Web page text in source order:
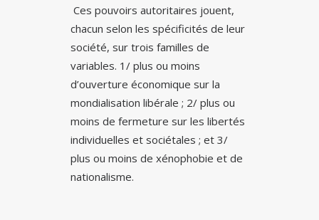
Ces pouvoirs autoritaires jouent,
chacun selon les spécificités de leur
société, sur trois familles de
variables. 1/ plus ou moins
d’ouverture économique sur la
mondialisation libérale ; 2/ plus ou
moins de fermeture sur les libertés
individuelles et sociétales ; et 3/
plus ou moins de xénophobie et de
nationalisme.